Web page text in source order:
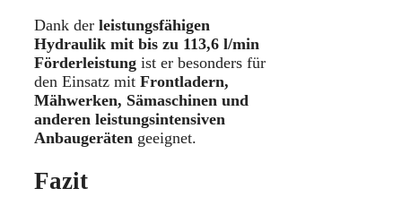
Dank der leistungsfähigen
Hydraulik mit bis zu 113,6 l/min
Förderleistung ist er besonders für
den Einsatz mit Frontladern,
Mähwerken, Sämaschinen und
anderen leistungsintensiven
Anbaugeräten geeignet.
Fazit